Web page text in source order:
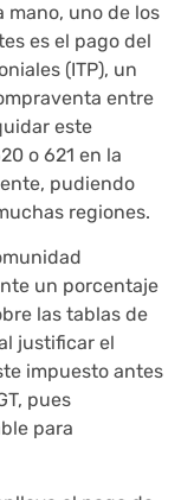
uno de los
es el pago del
(ITP), un
entre
este
o 621 en la
pudiendo
regiones.
un porcentaje
las tablas de
justificar el
impuesto antes
pues
para